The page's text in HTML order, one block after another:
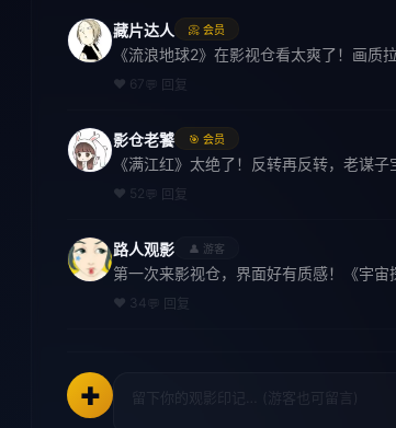
藏片达人 📀 会员
《流浪地球2》在影视仓看太爽了！画质
❤ 67 💬 回复
影仓老饕 🎯 会员
《满江红》太绝了！反转再反转，老谋
❤ 52 💬 回复
路人观影 👤 游客
第一次来影视仓，界面好有质感！《宇
❤ 34 💬 回复
✚